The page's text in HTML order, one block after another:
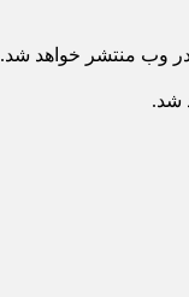
وب منتشر خواهد شد.
شد.